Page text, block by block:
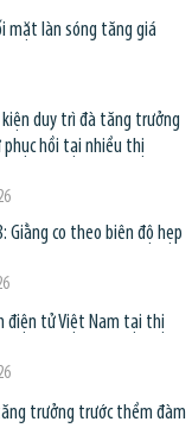
mặt làn sóng tăng giá
duy trì đà tăng trưởng
hồi tại nhiều thị
co theo biên độ hẹp
điện tử Việt Nam tại thị
trưởng trước thềm đàm